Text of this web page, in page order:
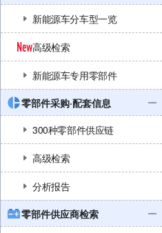
新能源车分车型一览
高级检索
新能源车专用零部件
零部件采购·配套信息
300种零部件供应链
高级检索
分析报告
零部件供应商检索